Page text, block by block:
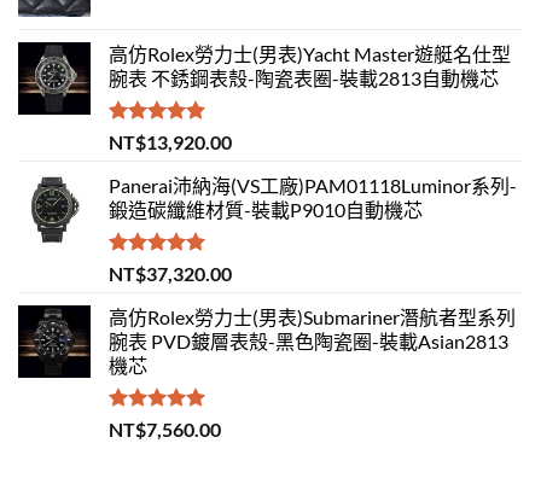
高仿Rolex勞力士(男表)Yacht Master遊艇名仕型
腕表 不銹鋼表殼-陶瓷表圈-裝載2813自動機芯
評分5.00
滿分 5
NT$13,920.00
Panerai沛納海(VS工廠)PAM01118Luminor系列-
鍛造碳纖維材質-裝載P9010自動機芯
評分5.00
滿分 5
NT$37,320.00
高仿Rolex勞力士(男表)Submariner潛航者型系列
腕表 PVD鍍層表殼-黑色陶瓷圈-裝載Asian2813
機芯
評分 5.00
滿分 5
NT$7,560.00